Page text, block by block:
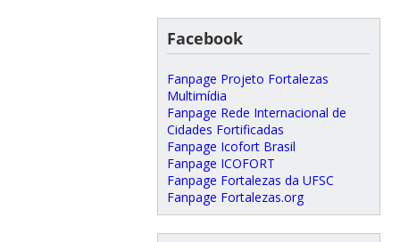
Facebook
Fanpage Projeto Fortalezas
Multimídia
Fanpage Rede Internacional de
Cidades Fortificadas
Fanpage Icofort Brasil
Fanpage ICOFORT
Fanpage Fortalezas da UFSC
Fanpage Fortalezas.org